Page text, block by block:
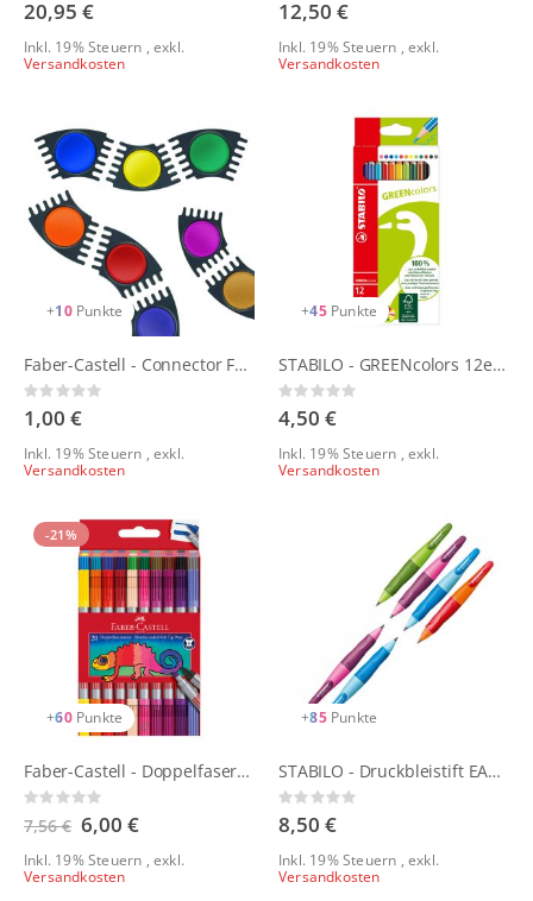
0%
20,95 €
Inkl. 19% Steuern ,exkl.
Versandkosten
0%
12,50 €
Inkl. 19% Steuern ,exkl.
Versandkosten
+10 Punkte
Faber-Castell - Connector Farbnäpfchen - einzeln
Rating:
0%
1,00 €
Inkl. 19% Steuern ,exkl.
Versandkosten
+45 Punkte
STABILO - GREENcolors 12er Buntstift-Set
Rating:
0%
4,50 €
Inkl. 19% Steuern ,exkl.
Versandkosten
-21%
+60 Punkte
Faber-Castell - Doppelfasermaler 20er Set
Rating:
0%
7,56 € Sonderangebot
6,00 €
Inkl. 19% Steuern ,exkl.
Versandkosten
+85 Punkte
STABILO - Druckbleistift EASYergo 3.15
Rating:
0%
8,50 €
Inkl. 19% Steuern ,exkl.
Versandkosten